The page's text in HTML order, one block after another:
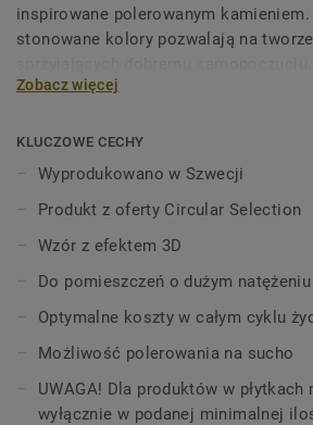
inspirowane polerowanym kamieniem.
stonowane kolory pozwalają na
kolekcja ta oferuje wyjątkową trwałość
miejscach o dużym natężeniu ruchu.
polerowania ani woskowania,
sucho, aby przywrócić podłodze jej
iQ Eminent jest częścią naszej oferty
Zobacz więcej
KLUCZOWE CECHY
Wyprodukowano w Szwecji
Produkt z oferty Circular Selection
Wzór z efektem 3D
Do pomieszczeń o dużym
Optymalne koszty w całym cyklu
Możliwość polerowania na sucho
UWAGA! Dla produktów w
wyłącznie w podanej minimalnej